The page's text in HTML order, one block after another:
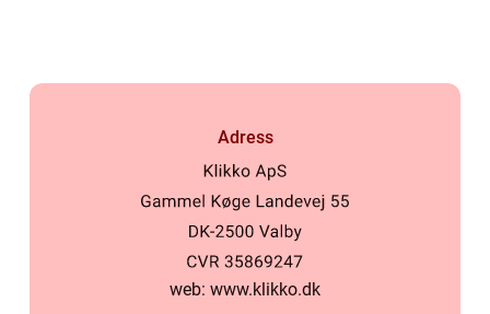
Adress
web: www.klikko.dk